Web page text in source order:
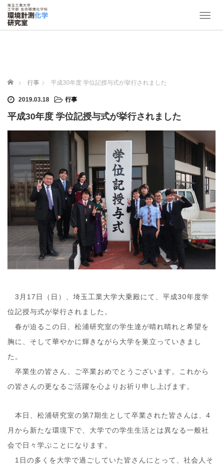
T
i
n
ホーム 行事 平成30年度 学位記授与式が挙行されました
2019.03.18 行事
平成30年度 学位記授与式が挙行されました
3月17日（日）、埼玉工業大学大乗殿にて、平成30年度学
位記授与式が挙行されました。
春が迫るこの日、松浦研究室の学生達が晴れ晴れと希望を
胸に、そして華やかに輝きながら大学を巣立っていきまし
た。
卒業生の皆さん、ご卒業おめでとうございます。これから
の皆さんの更なるご活躍を心よりお祈り申し上げます。
本日、松浦研究室の第7期生として卒業された皆さんは、4
月から新たな環境下で、大学での学生生活とは異なる一般社
会で日々学ぶことになります。
1日の多くを大学で過ごしていた皆さんにとって、社会人そ